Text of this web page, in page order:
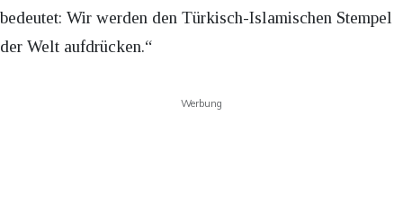
bedeutet: Wir werden den Türkisch-Islamischen Stempel
der Welt aufdrücken.“
Werbung